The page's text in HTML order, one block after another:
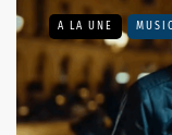
A LA UNE